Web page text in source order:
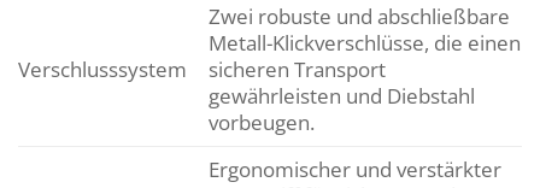
Verschlusssystem
Zwei robuste und abschließbare
Metall-Klickverschlüsse, die einen
sicheren Transport
gewährleisten und Diebstahl
vorbeugen.
Ergonomischer und verstärkter